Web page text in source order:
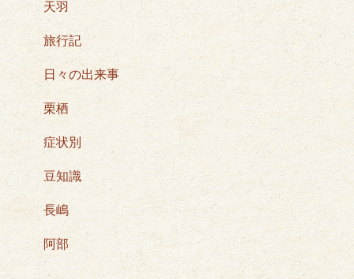
天羽
旅行記
日々の出来事
栗栖
症状別
豆知識
長嶋
阿部